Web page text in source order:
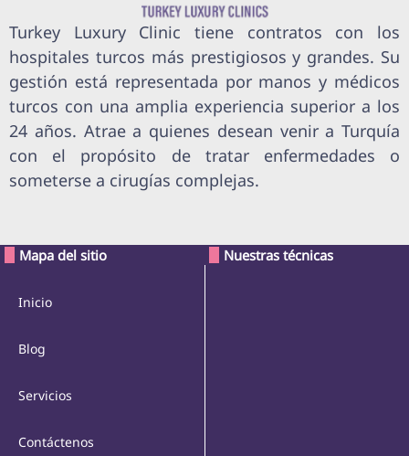
Turkey Luxury Clinic tiene contratos con los
hospitales turcos más prestigiosos y grandes. Su
gestión está representada por manos y médicos
turcos con una amplia experiencia superior a los
24 años. Atrae a quienes desean venir a Turquía
con el propósito de tratar enfermedades o
someterse a cirugías complejas.
Mapa del sitio
Inicio
Blog
Servicios
Contáctenos
Nuestras técnicas